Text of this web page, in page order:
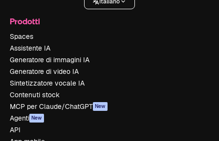
Prodotti
Spaces
Assistente IA
Generatore di immagini IA
Generatore di video IA
Sintetizzatore vocale IA
Contenuti stock
MCP per Claude/ChatGPT New
Agenti New
API